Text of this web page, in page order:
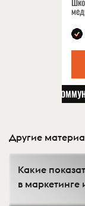
Другие
Какие
в маркетинге